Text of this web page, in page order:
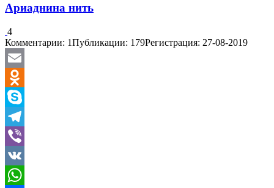
Ариаднина нить
4
Комментарии: 1Публикации: 179Регистрация: 27-08-2019
Email
Odnoklassniki
Skype
Telegram
Viber
VK